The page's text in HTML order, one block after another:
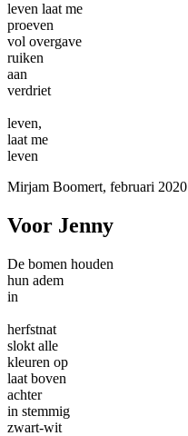
leven laat me
proeven
vol overgave
ruiken
aan
verdriet
leven,
laat me
leven
Mirjam Boomert, februari 2020
Voor Jenny
De bomen houden
hun adem
in
herfstnat
slokt alle
kleuren op
laat boven
achter
in stemmig
zwart-wit